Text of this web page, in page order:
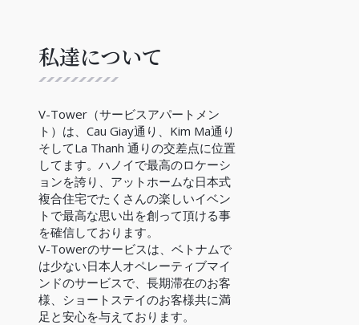
私達について
V-Tower（サービスアパートメン
ト）は、Cau Giay通り、Kim Ma通り
そしてLa Thanh 通りの交差点に位置
してます。ハノイで最高のロケーシ
ョンを誇り、アットホームな日本式
複合住宅でたくさんの楽しいイベン
トで最高な思い出を創って頂ける事
を確信しております。
V-Towerのサービスは、ベトナムで
は少ない日本人オペレーティブマイ
ンドのサービスで、長期滞在のお客
様、ショートステイのお客様共に満
足と安心を与えております。